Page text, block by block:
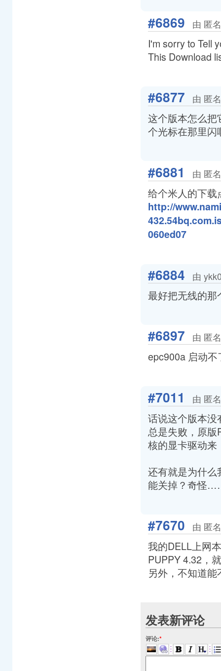
#6869 由 匿
I'm sorry to Tell
This Download
#6877 由 匿
这个版本怎么把
个光标在那里闪
#6881 由 匿
给个米人的下载
http://
060ed07
#6884 由
最好把无线的那
#6897 由 匿
epc900a 启动不
#7011 由 匿
话说这个版本没
总是失败，原版
核的显卡驱动来
还有就是为什么
能关掉？奇怪
#7670 由 匿
我的DELL上网
PUPPY 4.32，
另外，不知道
发表新评论
评论:*